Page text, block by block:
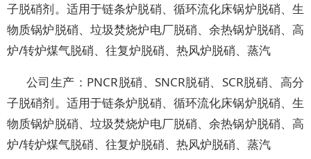
子脱硝剂。适用于链条炉脱硝、循环流化床锅炉脱硝、生
物质锅炉脱硝、垃圾焚烧炉电厂脱硝、余热锅炉脱硝、高
炉/转炉煤气脱硝、往复炉脱硝、热风炉脱硝、蒸汽
公司生产：PNCR脱硝、SNCR脱硝、SCR脱硝、高分
子脱硝剂。适用于链条炉脱硝、循环流化床锅炉脱硝、生
物质锅炉脱硝、垃圾焚烧炉电厂脱硝、余热锅炉脱硝、高
炉/转炉煤气脱硝、往复炉脱硝、热风炉脱硝、蒸汽